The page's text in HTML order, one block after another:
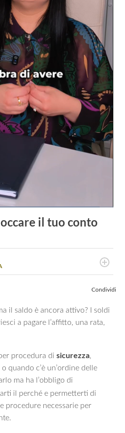
Loaded:92.89%
il tuo conto
passione per la scrittura, rende il
Condividi
il saldo è ancora attivo? I soldi
a pagare l’affitto, una rata,
procedura di sicurezza,
quando c’è un’ordine delle
ma ha l’obbligo di
il perché e permetterti di
procedure necessarie per